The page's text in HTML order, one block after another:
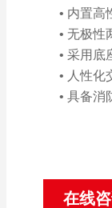
• 内置高
• 无极性
• 采用底
• 人性化
• 具备消
在线